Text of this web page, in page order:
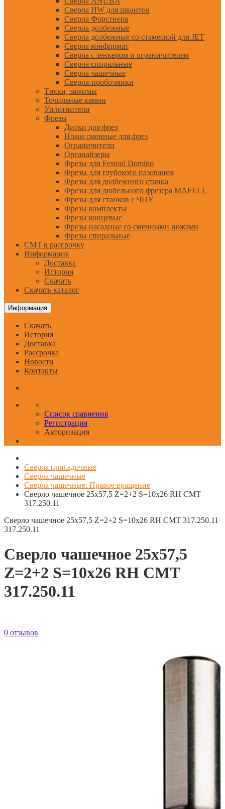
Сверла HW для шкантов
Сверла Форстнера
Сверла долбежные
Сверла долбежные со стамеской для JET
Сверла конфирмат
Сверла с зенкером и ограничителем
Сверла спиральные
Сверла чашечные
Сверла-пробочники
Тиски, зажимы
Точильные камни
Уплотнители
Фрезы
Диски для фрез
Ножи сменные для фрез
Ограничители
Органайзеры
Фрезы для Festool Domino
Фрезы для глубокого пазования
Фрезы для долбежного станка
Фрезы для дюбельного фрезера MAFELL
Фрезы для станков с ЧПУ
Фрезы комплекты
Фрезы концевые
Фрезы насадные со сменными ножами
Фрезы спиральные
CMT в рассрочку
Информация
Доставка
История
Скачать
Скачать каталог
Информация
Скачать
История
Доставка
Рассрочка
Новости
Контакты
Список сравнения
Регистрация
Авторизация
Сверла присадочные
Сверла чашечные
Сверла чашечные. Правое вращение
Сверло чашечное 25x57,5 Z=2+2 S=10x26 RH CMT
317.250.11
Сверло чашечное 25x57,5 Z=2+2 S=10x26 RH CMT 317.250.11
317.250.11
Сверло чашечное 25x57,5
Z=2+2 S=10x26 RH CMT
317.250.11
0 отзывов